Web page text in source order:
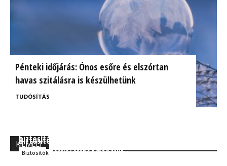
Pénteki időjárás: Ónos esőre és elszórtan
havas szitálásra is készülhetünk
TUDÓSÍTÁS
KIEMELT
biztosítás jövője!
Szakmai Kocsis Ferenc Árpád MBA
Biztosítónál
Biztosítók Kocsis Ferenc Árpád MBA